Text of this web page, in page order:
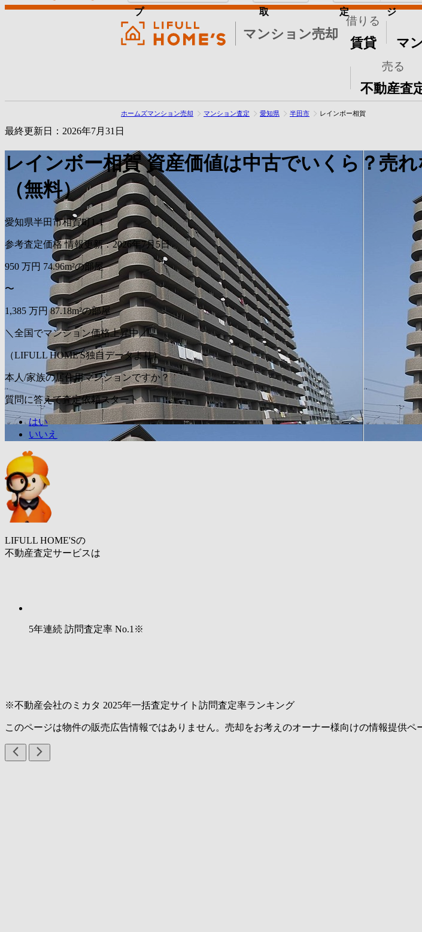
マンション売却
借りる
賃貸 マ
売る
不動産査
プ 取 定 ジ
ホームズマンション売却 マンション査定 愛知県 半田市 レインボー相賀
最終更新日：2026年7月31日
レインボー相賀 資産価値は中古でいくら？売
（無料）
愛知県半田市相賀町1-1
参考査定価格 情報更新：2026年7月5日
950 万円 74.96m²の部屋
〜
1,385 万円 87.18m²の部屋
＼全国でマンション価格上昇中／
（LIFULL HOME'S独自データより）
本人/家族の居住用マンションですか？
質問に答えて査定依頼スタート
はい
いいえ
LIFULL HOME'Sの
不動産査定サービスは
5年連続 訪問査定率 No.1 ※
※不動産会社のミカタ 2025年一括査定サイト訪問査定率ランキング
このページは物件の販売広告情報ではありません。売却をお考えのオーナー様向けの情報提供ペ